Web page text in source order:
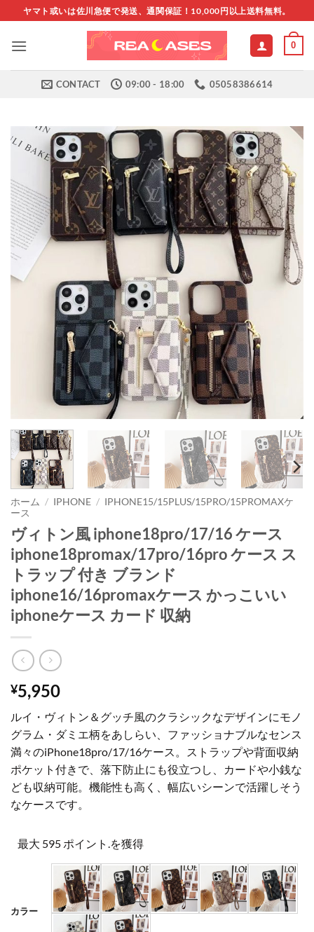
to
content
ヤマト或いは佐川急便で発送、通関保証！10,000円以上送料無料。
0
CONTACT 09:00 - 18:00 05058386614
ホーム / IPHONE / IPHONE15/15PLUS/15PRO/15PROMAXケ
ース
ヴィトン風 iphone18pro/17/16 ケース
iphone18promax/17pro/16pro ケース ス
トラップ 付き ブランド
iphone16/16promaxケース かっこいい
iphoneケース カード 収納
¥5,950
ルイ・ヴィトン＆グッチ風のクラシックなデザインにモノ
グラム・ダミエ柄をあしらい、ファッショナブルなセンス
満々のiPhone18pro/17/16ケース。ストラップや背面収納
ポケット付きで、落下防止にも役立つし、カードや小銭な
ども収納可能。機能性も高く、幅広いシーンで活躍しそう
なケースです。
最大 595 ポイント.を獲得
カラー